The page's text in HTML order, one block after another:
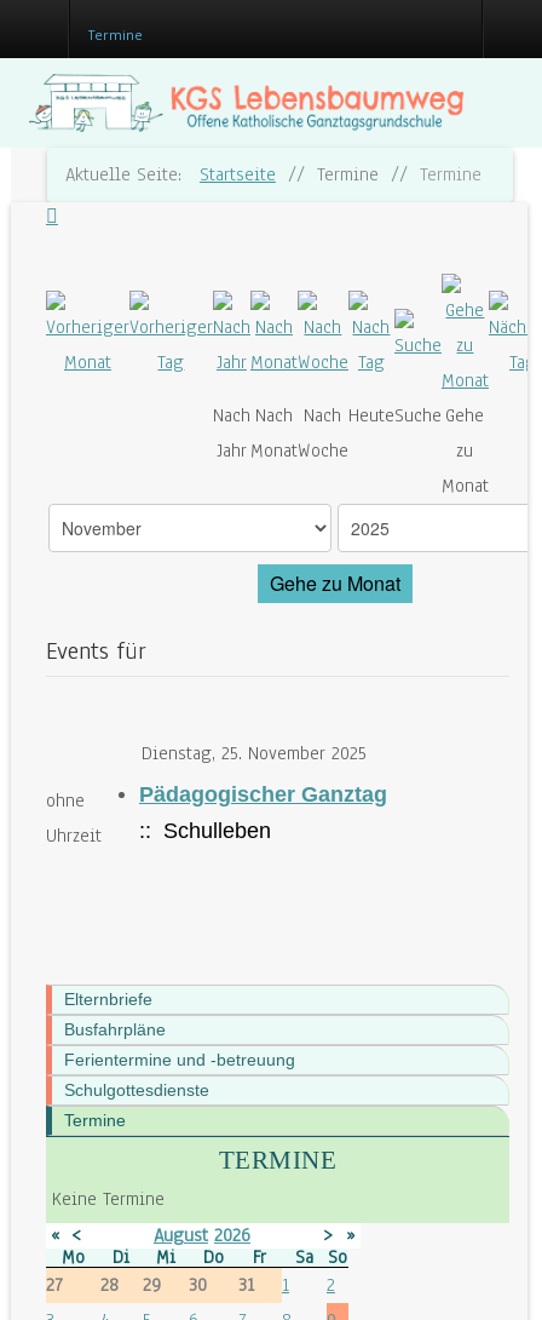
Termine
Aktuelle Seite: Startseite // Termine // Termine
Nach
Jahr
Nach
Monat
Nach
Woche
HeuteSuche Gehe
zu
Monat
Gehe zu Monat
Events für
Dienstag, 25. November 2025
ohne
Uhrzeit
Pädagogischer Ganztag
:: Schulleben
Elternbriefe
Busfahrpläne
Ferientermine und -betreuung
Schulgottesdienste
Termine
TERMINE
Keine Termine
« < August 2026 > »
Mo
Di Mi Do Fr Sa
So
27
28 29 30 31 1
2